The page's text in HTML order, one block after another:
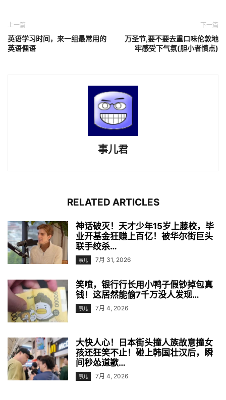
上一篇
英语学习时间，来一组最常用的
英语俚语
下一篇
万圣节,要不要去重口味伦敦地
牢感受下气氛(胆小者慎点)
事儿君
RELATED ARTICLES
神话破灭！天才少年15岁上藤校，毕
业开基金狂赚上百亿！被华尔街巨头
联手绞杀…
事儿 7月 31, 2026
笑喷，银行行长用小鸭子假钞掉包真
钱！这居然能偷7千万没人发现…
事儿 7月 4, 2026
大快人心！日本街头撞人族故意撞女
孩还狂笑不止！碰上韩国壮汉后，瞬
间秒怂道歉…
事儿 7月 4, 2026